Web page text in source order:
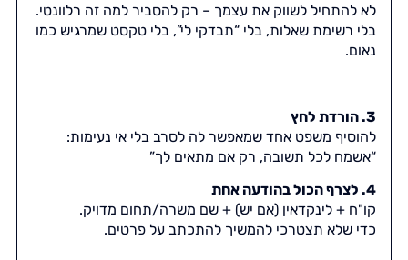
לא להתחיל לשווק את עצמך – רק להסביר למה זה רלוונטי.
בלי רשימת שאלות, בלי “תבדקי לי”, בלי טקסט שמרגיש כמו
נאום.
3. הורדת לחץ
להוסיף משפט אחד שמאפשר לה לסרב בלי אי נעימות:
“אשמח לכל תשובה, רק אם מתאים לך”
4. לצרף הכול בהודעה אחת
קו"ח + לינקדאין (אם יש) + שם משרה/תחום מדויק.
כדי שלא תצטרכי להמשיך להתכתב על פרטים.